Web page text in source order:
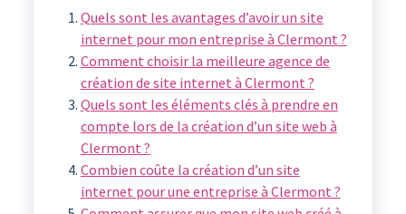
Quels sont les avantages d’avoir un site
internet pour mon entreprise à Clermont ?
Comment choisir la meilleure agence de
création de site internet à Clermont ?
Quels sont les éléments clés à prendre en
compte lors de la création d’un site web à
Clermont ?
Combien coûte la création d’un site
internet pour une entreprise à Clermont ?